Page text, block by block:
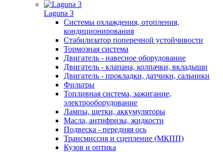
Laguna 3
Системы охлаждения, отопления,
кондиционирования
Стабилизатор поперечной устойчивости
Тормозная система
Двигатель - навесное оборудование
Двигатель - клапана, колпачки, вкладыши
Двигатель - прокладки, датчики, сальники
Фильтры
Топливная система, зажигание,
электрооборудование
Лампы, щетки, аккумуляторы
Масла, антифризы, жидкости
Подвеска - передняя ось
Трансмиссия и сцепление (МКПП)
Кузов и оптика